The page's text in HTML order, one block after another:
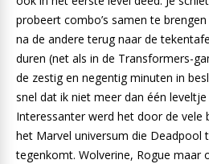
probeert combo’s samen te
na de andere terug naar de
duren (net als in de Transformers-
de zestig en negentig minuten in
snel dat ik niet meer dan één
Interessanter werd het door de vele
het Marvel universum die Deadpool
tegenkomt. Wolverine, Rogue maar